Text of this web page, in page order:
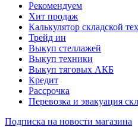
Рекомендуем
Хит продаж
Калькулятор складской
Трейд ин
Выкуп стеллажей
Выкуп техники
Выкуп тяговых АКБ
Кредит
Рассрочка
Перевозка и эвакуация
Подписка на новости магазина